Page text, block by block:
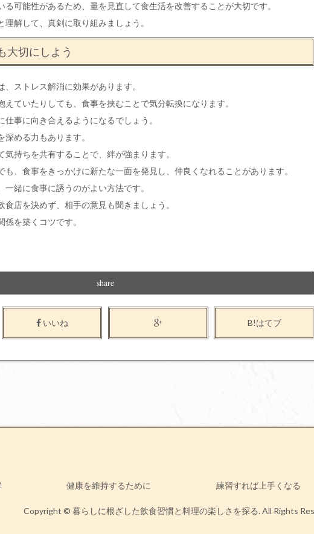
る可能性があるため、量を見直して食生活を改善することが大切です。
解して、真剣に取り組みましょう。
大切にしよう
ストレス解消に効果があります。
ていたりしても、食事を挟むことで気分転換になります。
事に向き合えるようになるでしょう。
める力もあります。
持ちを共有することで、絆が強まります。
、食事をきっかけに新たな一面を発見し、仲良くなれることがあります。
緒に食事に誘うのがよい方法です。
店を決めず、相手の意見も聞きましょう。
を築くコツです。
share
いいね B!はてブ
健康を維持するために 練習すれば上手くなる
Copyright © 暮らしに根ざした飲食習慣と料理の楽しさを探る. All Rights